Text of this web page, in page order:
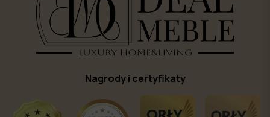
Nagrody i certyfikaty